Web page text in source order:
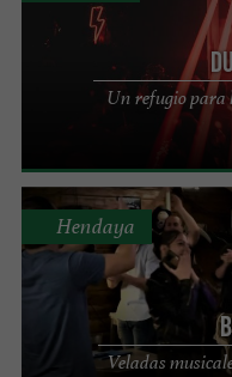
Un refugio para
Veladas
Hendaya